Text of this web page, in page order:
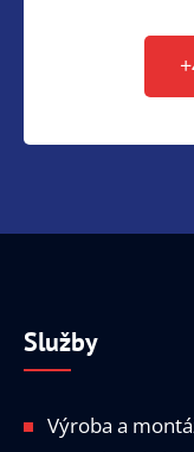
Služby
Výroba a